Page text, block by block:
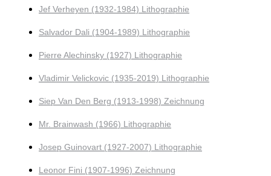
Jef Verheyen (1932-1984) Lithographie
Salvador Dali (1904-1989) Lithographie
Pierre Alechinsky (1927) Lithographie
Vladimir Velickovic (1935-2019) Lithographie
Siep Van Den Berg (1913-1998) Zeichnung
Mr. Brainwash (1966) Lithographie
Josep Guinovart (1927-2007) Lithographie
Leonor Fini (1907-1996) Zeichnung